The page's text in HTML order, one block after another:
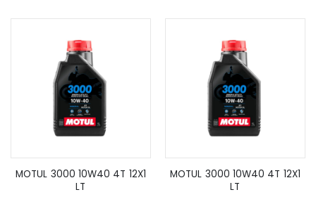
MOTUL 3000 10W40 4T 12X1
LT
MOTUL 3000 10W40 4T 12X1
LT